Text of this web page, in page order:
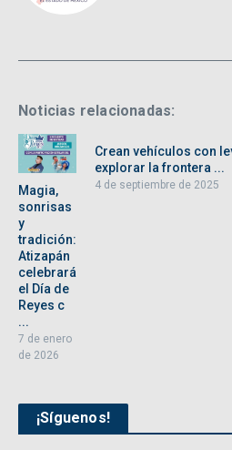
Noticias relacionadas:
Magia,
sonrisas
y
tradición:
Atizapán
celebrará
el Día de
Reyes c
...
7 de enero
de 2026
Crean vehículos con
explorar la frontera ...
4 de septiembre de 2025
¡Síguenos!